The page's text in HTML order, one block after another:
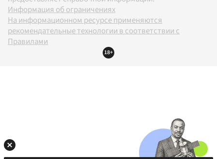
Информация об ограничениях
На информационном ресурсе применяются
рекомендательные технологии в соответствии с
Правилами
18+